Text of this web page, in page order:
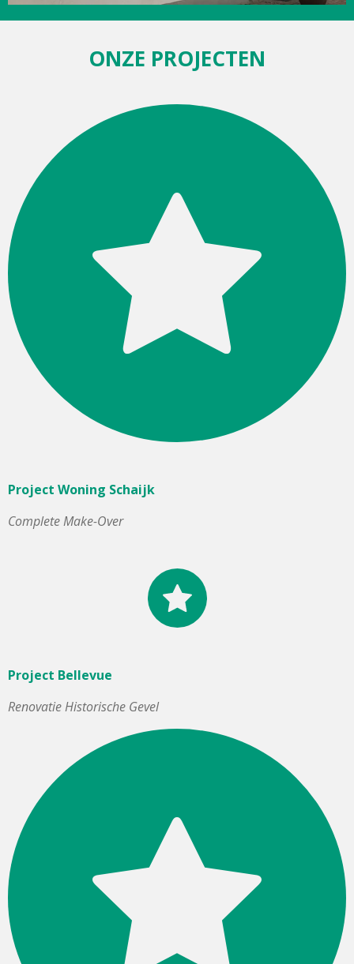
ONZE PROJECTEN
Project Woning Schaijk
Complete Make-Over
Project Bellevue
Renovatie Historische Gevel